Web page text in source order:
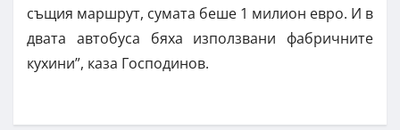
същия маршрут, сумата беше 1 милион евро. И в
двата автобуса бяха използвани фабричните
кухини”, каза Господинов.